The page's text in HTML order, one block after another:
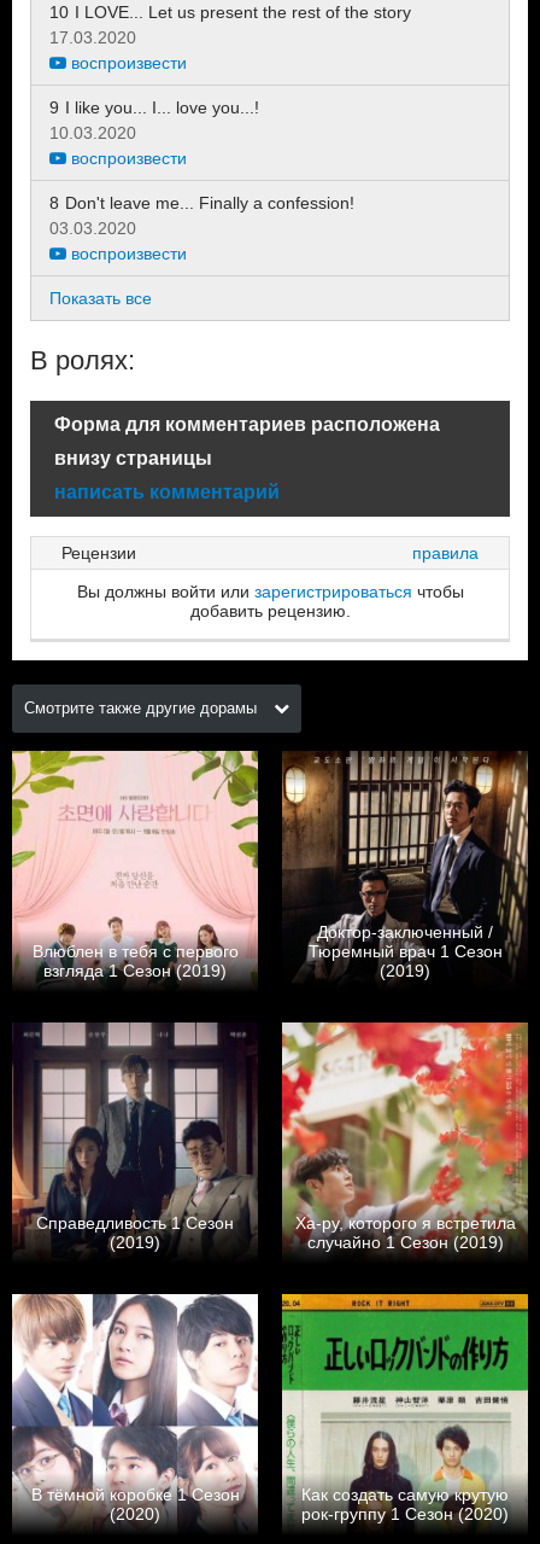
10 I LOVE... Let us present the rest of the story
17.03.2020
воспроизвести
9 I like you... I... love you...!
10.03.2020
воспроизвести
8 Don't leave me... Finally a confession!
03.03.2020
воспроизвести
Показать все
В ролях:
Форма для комментариев расположена
внизу страницы
написать комментарий
Рецензии
правила
Вы должны войти или зарегистрироваться чтобы
добавить рецензию.
Смотрите также другие дорамы
Влюблен в тебя с первого
взгляда 1 Сезон (2019)
Доктор-заключенный /
Тюремный врач 1 Сезон
(2019)
Справедливость 1 Сезон
(2019)
Ха-ру, которого я встретила
случайно 1 Сезон (2019)
В тёмной коробке 1 Сезон
(2020)
Как создать самую крутую
рок-группу 1 Сезон (2020)